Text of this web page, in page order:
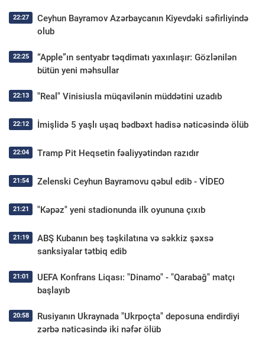
22:27
Ceyhun Bayramov Azərbaycanın Kiyevdəki səfirliyində
olub
22:25
“Apple”ın sentyabr təqdimatı yaxınlaşır: Gözlənilən
bütün yeni məhsullar
22:13 "Real" Vinisiusla müqavilənin müddətini uzadıb
22:12 İmişlidə 5 yaşlı uşaq bədbəxt hadisə nəticəsində ölüb
22:04 Tramp Pit Heqsetin fəaliyyətindən razıdır
21:54 Zelenski Ceyhun Bayramovu qəbul edib - VİDEO
21:21 "Kəpəz" yeni stadionunda ilk oyununa çıxıb
21:19
ABŞ Kubanın beş təşkilatına və səkkiz şəxsə
sanksiyalar tətbiq edib
21:01
UEFA Konfrans Liqası: "Dinamo" - "Qarabağ" matçı
başlayıb
20:58
Rusiyanın Ukraynada "Ukrpoçta" deposuna endirdiyi
zərbə nəticəsində iki nəfər ölüb